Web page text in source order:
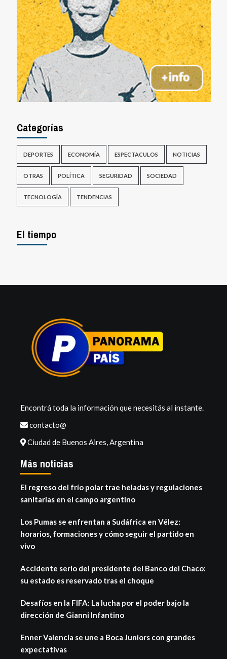
Categorías
DEPORTES ECONOMÍA ESPECTACULOS NOTICIAS
OTRAS POLÍTICA SEGURIDAD SOCIEDAD
TECNOLOGÍA TENDENCIAS
El tiempo
Encontrá toda la información que necesitás al instante.
contacto@
Ciudad de Buenos Aires, Argentina
Más noticias
El regreso del frío polar trae heladas y regulaciones
sanitarias en el campo argentino
Los Pumas se enfrentan a Sudáfrica en Vélez:
horarios, formaciones y cómo seguir el partido en
vivo
Accidente serio del presidente del Banco del Chaco:
su estado es reservado tras el choque
Desafíos en la FIFA: La lucha por el poder bajo la
dirección de Gianni Infantino
Enner Valencia se une a Boca Juniors con grandes
expectativas